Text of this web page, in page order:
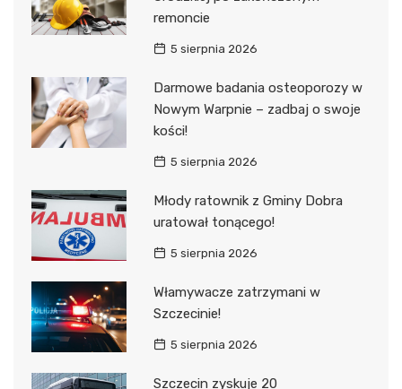
remoncie
5 sierpnia 2026
Darmowe badania osteoporozy w
Nowym Warpnie – zadbaj o swoje
kości!
5 sierpnia 2026
Młody ratownik z Gminy Dobra
uratował tonącego!
5 sierpnia 2026
Włamywacze zatrzymani w
Szczecinie!
5 sierpnia 2026
Szczecin zyskuje 20